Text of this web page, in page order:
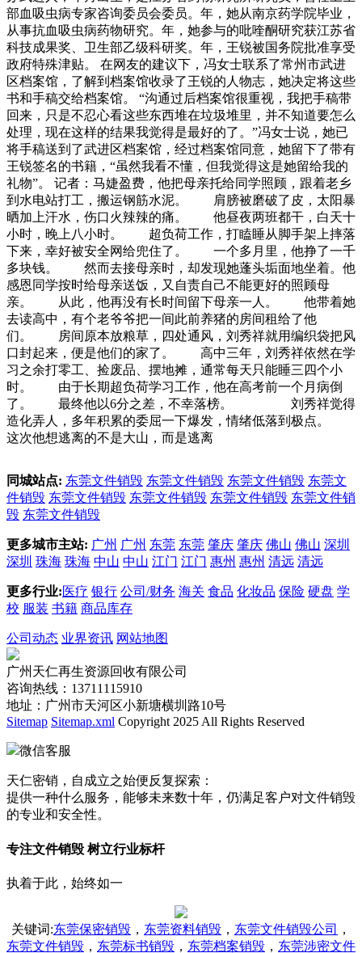
部血吸虫病专家咨询委员会委员。年，她从南京药学院毕业，
从事抗血吸虫病药物研究。年，她参与的吡喹酮研究获江苏省
科技成果奖、卫生部乙级科研奖。年，王锐被国务院批准享受
政府特殊津贴。 在网友的建议下，冯女士联系了常州市武进
区档案馆，了解到档案馆收录了王锐的人物志，她决定将这些
书和手稿交给档案馆。 “沟通过后档案馆很重视，我把手稿带
回来，只是不忍心看这些东西堆在垃圾堆里，并不知道要怎么
处理，现在这样的结果我觉得是最好的了。”冯女士说，她已
将手稿送到了武进区档案馆，经过档案馆同意，她留下了带有
王锐签名的书籍，“虽然我看不懂，但我觉得这是她留给我的
礼物”。 记者：马婕盈费，他把母亲托给同学照顾，跟着老乡
到水电站打工，搬运钢筋水泥。 肩膀被磨破了皮，太阳暴
晒加上汗水，伤口火辣辣的痛。 他昼夜两班都干，白天十
小时，晚上八小时。 超负荷工作，打瞌睡从脚手架上摔落
下来，幸好被安全网给兜住了。 一个多月里，他挣了一千
多块钱。 然而去接母亲时，却发现她蓬头垢面地坐着。他
感恩同学按时给母亲送饭，又自责自己不能更好的照顾母
亲。 从此，他再没有长时间留下母亲一人。 他带着她
去读高中，有个老爷爷把一间此前养猪的房间租给了他
们。 房间原本放粮草，四处通风，刘秀祥就用编织袋把风
口封起来，便是他们的家了。 高中三年，刘秀祥依然在学
习之余打零工、捡废品、摆地摊，通常每天只能睡三四个小
时。 由于长期超负荷学习工作，他在高考前一个月病倒
了。 最终他以6分之差，不幸落榜。 刘秀祥觉得
造化弄人，多年积累的委屈一下爆发，情绪低落到极点。
这次他想逃离的不是大山，而是逃离
同城站点: 东莞文件销毁 东莞文件销毁 东莞文件销毁 东莞文
件销毁 东莞文件销毁 东莞文件销毁 东莞文件销毁 东莞文件销
毁 东莞文件销毁
更多城市主站: 广州 广州 东莞 东莞 肇庆 肇庆 佛山 佛山 深圳
深圳 珠海 珠海 中山 中山 江门 江门 惠州 惠州 清远 清远
更多行业: 医疗 银行 公司/财务 海关 食品 化妆品 保险 硬盘 学
校 服装 书籍 商品库存
公司动态 业界资讯 网站地图
广州天仁再生资源回收有限公司
咨询热线：13711115910
地址：广州市天河区小新塘横圳路10号
Sitemap Sitemap.xml Copyright 2025 All Rights Reserved
微信客服
天仁密销，自成立之始便反复探索：
提供一种什么服务，能够未来数十年，仍满足客户对文件销毁
的专业和安全性。
专注文件销毁 树立行业标杆
执着于此，始终如一
关键词:东莞保密销毁 ， 东莞资料销毁 ， 东莞文件销毁公司
，
东莞文件销毁 ， 东莞标书销毁 ， 东莞档案销毁 ， 东莞涉密文件